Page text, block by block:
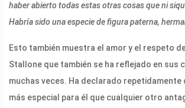
haber abierto todas estas otras cosas que ni
Habría sido una especie de figura paterna,
Esto también muestra el amor y el respeto
Stallone que también se ha reflejado en sus
muchas veces. Ha declarado repetidamente
más especial para él que cualquier otro